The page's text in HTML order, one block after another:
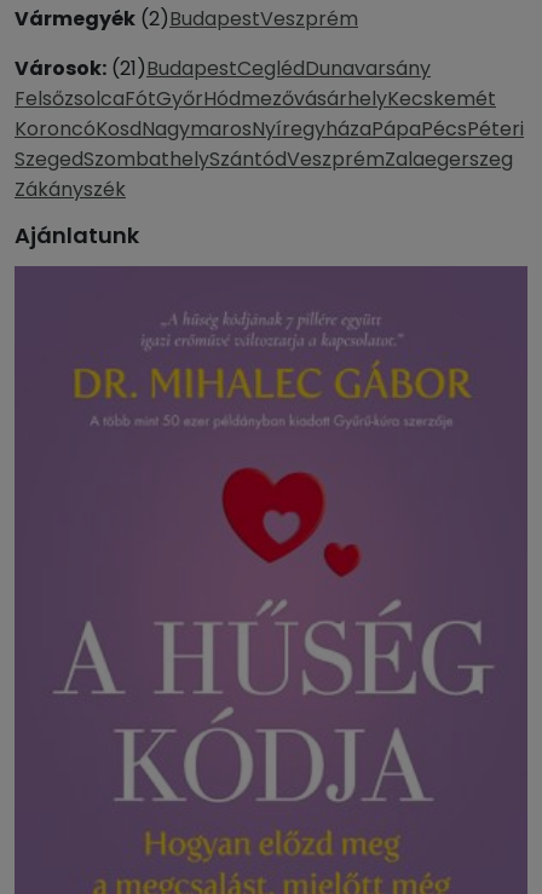
Vármegyék (2)BudapestVeszprém
Városok: (21)BudapestCeglédDunavarsány
FelsőzsolcaFótGyőrHódmezővásárhelyKecskemét
KoroncóKosdNagymarosNyíregyházaPápaPécsPéteri
SzegedSzombathelySzántódVeszprémZalaegerszeg
Zákányszék
Ajánlatunk